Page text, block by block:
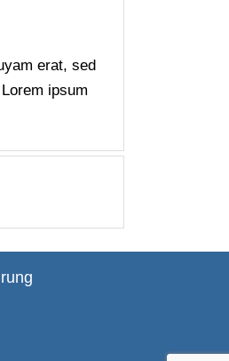
erat, sed
ipsum